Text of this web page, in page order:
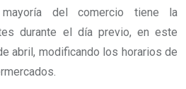
mayoría del comercio tiene la
durante el día previo, en este
abril, modificando los horarios de